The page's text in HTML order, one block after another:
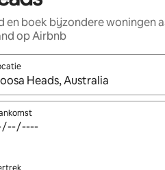
en boek bijzondere woningen
op Airbnb
er resultaten beschikbaar